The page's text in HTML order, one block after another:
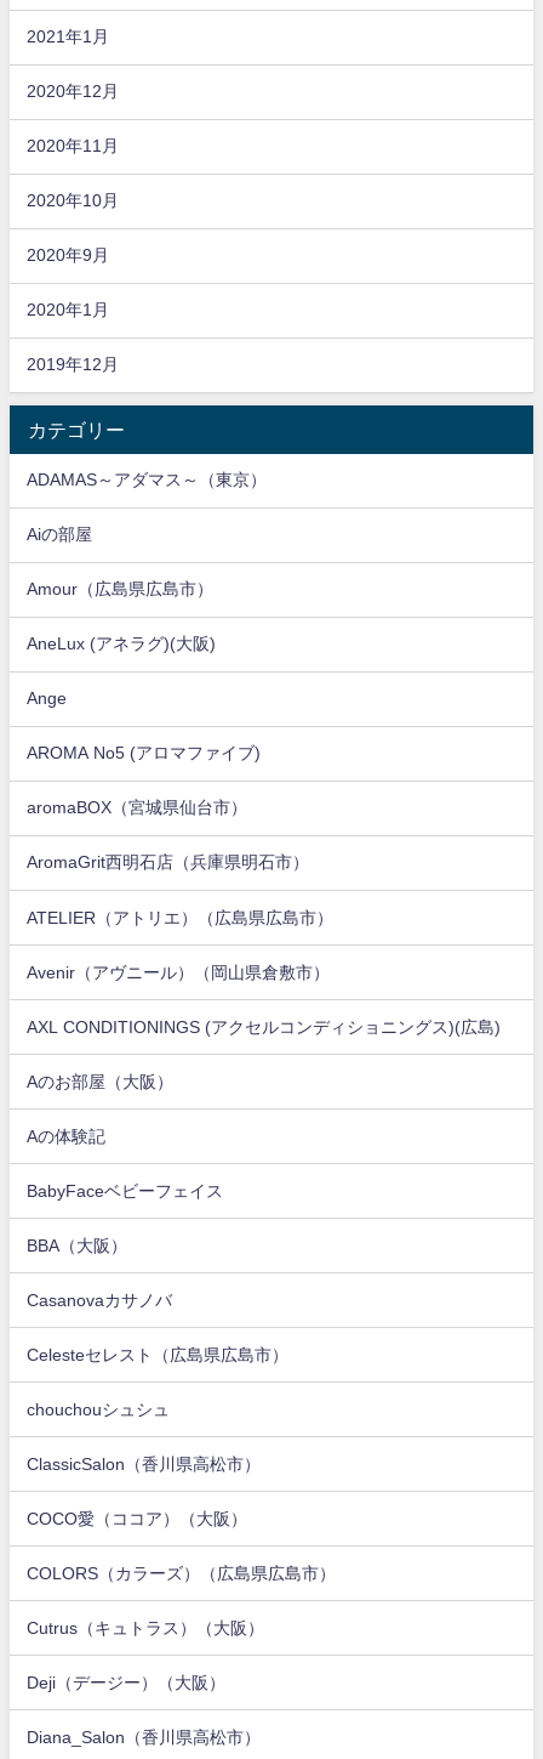
2021年1月
2020年12月
2020年11月
2020年10月
2020年9月
2020年1月
2019年12月
カテゴリー
ADAMAS～アダマス～（東京）
Aiの部屋
Amour（広島県広島市）
AneLux (アネラグ)(大阪)
Ange
AROMA No5 (アロマファイブ)
aromaBOX（宮城県仙台市）
AromaGrit西明石店（兵庫県明石市）
ATELIER（アトリエ）（広島県広島市）
Avenir（アヴニール）（岡山県倉敷市）
AXL CONDITIONINGS (アクセルコンディショニングス)(広島)
Aのお部屋（大阪）
Aの体験記
BabyFaceベビーフェイス
BBA（大阪）
Casanovaカサノバ
Celesteセレスト（広島県広島市）
chouchouシュシュ
ClassicSalon（香川県高松市）
COCO愛（ココア）（大阪）
COLORS（カラーズ）（広島県広島市）
Cutrus（キュトラス）（大阪）
Deji（デージー）（大阪）
Diana_Salon（香川県高松市）